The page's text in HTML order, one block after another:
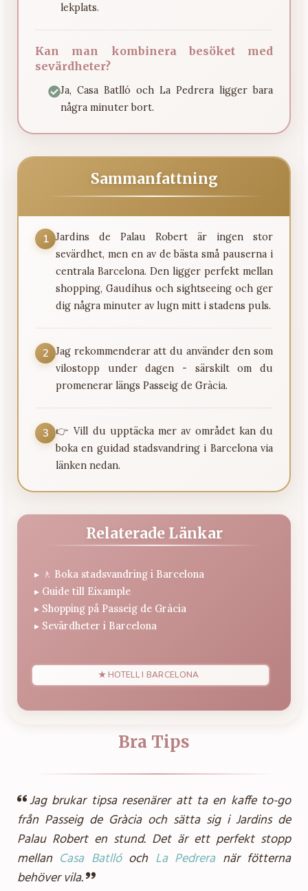
Bra Tips
Jag brukar tipsa resenärer att ta en kaffe to-go
från Passeig de Gràcia och sätta sig i Jardins de
Palau Robert en stund. Det är ett perfekt stopp
mellan Casa Batllóoch La Pedreranär fötterna
behöver vila.
lekplats.
Kan man kombinera besöket med
sevärdheter?
Ja, Casa Batlló och La Pedrera ligger bara
några minuter bort.
Sammanfattning
1 Jardins de Palau Robert är ingen stor
sevärdhet, men en av de bästa små pauserna i
centrala Barcelona. Den ligger perfekt mellan
shopping, Gaudíhus och sightseeing och ger
dig några minuter av lugn mitt i stadens puls.
2
Jag rekommenderar att du använder den som
vilostopp under dagen - särskilt om du
promenerar längs Passeig de Gràcia.
3
👉 Vill du upptäcka mer av området kan du
boka en guidad stadsvandring i Barcelona via
länken nedan.
Relaterade Länkar
▸ 🚶 Boka stadsvandring i Barcelona
▸ Guide till Eixample
▸ Shopping på Passeig de Gràcia
▸ Sevärdheter i Barcelona
★ HOTELL I BARCELONA